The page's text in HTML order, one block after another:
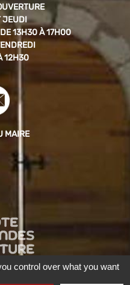
JEUDI
13H30 À 17H00
12H30
MAIRE
control over what you want